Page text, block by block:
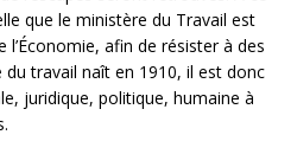
que le ministère du Travail est
afin de résister à des
travail naît en 1910, il est donc
juridique, politique, humaine à